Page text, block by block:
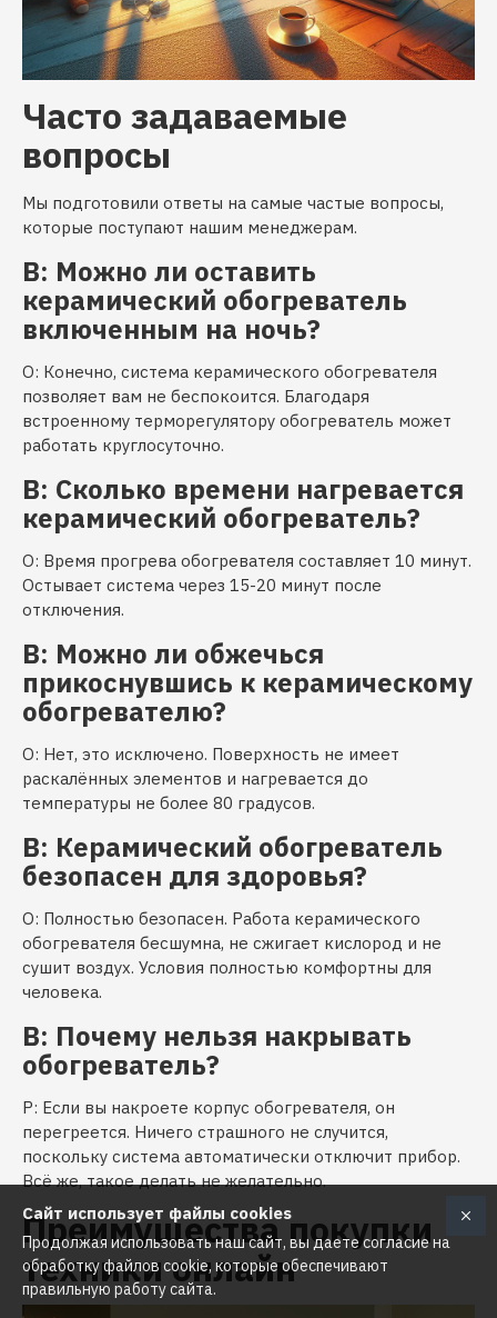
Часто задаваемые
вопросы
Мы подготовили ответы на самые частые вопросы,
которые поступают нашим менеджерам.
В: Можно ли оставить
керамический обогреватель
включенным на ночь?
О: Конечно, система керамического обогревателя
позволяет вам не беспокоится. Благодаря
встроенному терморегулятору обогреватель может
работать круглосуточно.
В: Сколько времени нагревается
керамический обогреватель?
О: Время прогрева обогревателя составляет 10 минут.
Остывает система через 15-20 минут после
отключения.
В: Можно ли обжечься
прикоснувшись к керамическому
обогревателю?
О: Нет, это исключено. Поверхность не имеет
раскалённых элементов и нагревается до
температуры не более 80 градусов.
В: Керамический обогреватель
безопасен для здоровья?
О: Полностью безопасен. Работа керамического
обогревателя бесшумна, не сжигает кислород и не
сушит воздух. Условия полностью комфортны для
человека.
В: Почему нельзя накрывать
обогреватель?
Р: Если вы накроете корпус обогревателя, он
перегреется. Ничего страшного не случится,
поскольку система автоматически отключит прибор.
Всё же, такое делать не желательно.
Преимущества покупки
техники онлайн
Сайт использует файлы cookies
Продолжая использовать наш сайт, вы даете согласие на
обработку файлов cookie, которые обеспечивают
правильную работу сайта.